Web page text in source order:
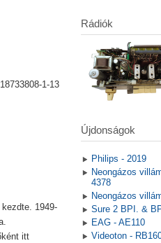
1-13
1949-
itt
Rádiók
Újdonságok
Philips - 2019
Neongázos
4378
Neongázos
Sure 2 BPI. &
EAG - AE110
Videoton -